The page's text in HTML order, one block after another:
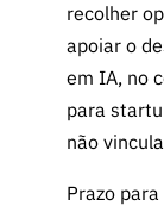
recolher
apoiar o
em IA, no
para
não
Prazo